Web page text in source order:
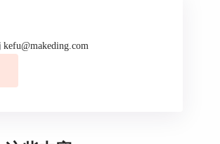
kefu@makeding.com